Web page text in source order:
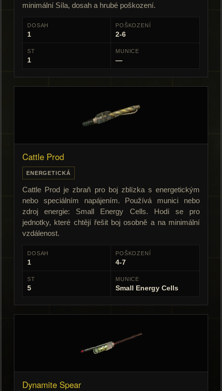
minimální Síla, dosah a hrubé poškození.
DOSAH
1
POŠKOZENÍ
2-6
ST
1
MUNICE
—
Cattle Prod
ENERGETICKÁ
Cattle Prod je zbraň pro boj zblízka s energetickým
nebo speciálním napájením. Používá munici nebo
zdroj energie: Small Energy Cells. Hodí se pro
jednotky, které chtějí řešit boj osobně a na minimální
vzdálenost.
DOSAH
1
POŠKOZENÍ
4-7
ST
5
MUNICE
Small Energy Cells
Dynamite Spear